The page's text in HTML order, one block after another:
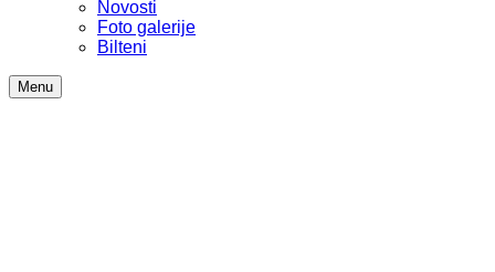
Novosti
Foto galerije
Bilteni
Menu